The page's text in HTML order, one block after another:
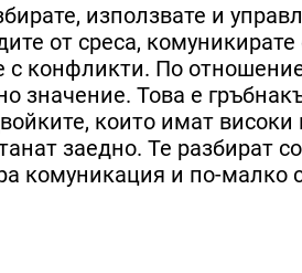
използвате и
от среса,
с конфликти. По
значение. Това е
които имат високи
заедно. Те разбират
комуникация и по-малко